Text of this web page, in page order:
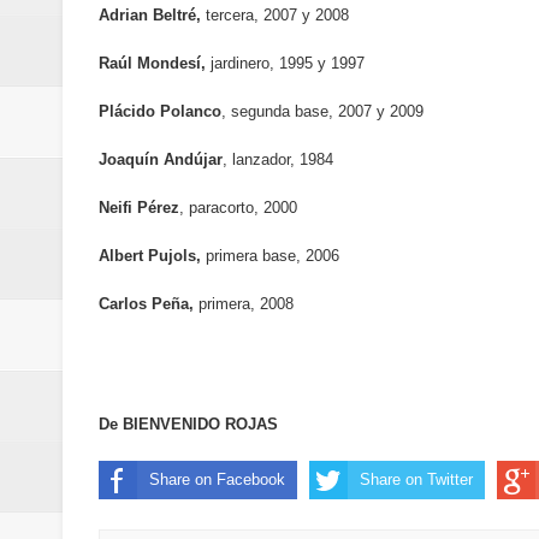
Euromoney reconoce a
Banreservas recibe
Adrian Beltré, tercera, 2007 y 2008
Raúl Mondesí, jardinero, 1995 y 1997
Plácido Polanco, segunda base, 2007 y 2009
Joaquín Andújar, lanzador, 1984
Neifi Pérez, paracorto, 2000
Albert Pujols, primera base, 2006
Carlos Peña, primera, 2008
De BIENVENIDO ROJAS
Share on Facebook Share on Twitter